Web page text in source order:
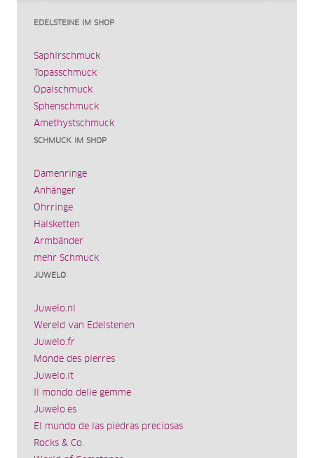
EDELSTEINE IM SHOP
Saphirschmuck
Topasschmuck
Opalschmuck
Sphenschmuck
Amethystschmuck
SCHMUCK IM SHOP
Damenringe
Anhänger
Ohrringe
Halsketten
Armbänder
mehr Schmuck
JUWELO
Juwelo.nl
Wereld van Edelstenen
Juwelo.fr
Monde des pierres
Juwelo.it
Il mondo delle gemme
Juwelo.es
El mundo de las piedras preciosas
Rocks & Co.